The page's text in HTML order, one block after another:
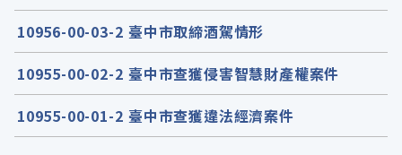
10956-00-03-2 臺中市取締酒駕情形
10955-00-02-2 臺中市查獲侵害智慧財產權案件
10955-00-01-2 臺中市查獲違法經濟案件